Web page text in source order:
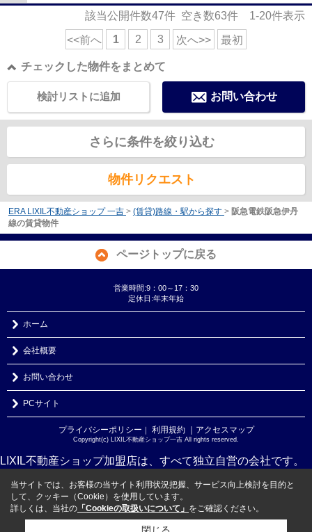
該当公開件数47件 空き数63件 1-20件表示
<<前へ 1 2 3 次へ>> 最初
チェックした物件をまとめて
お問い合わせ
検討リストに追加
さらに条件を絞り込む
物件リクエスト
ERA LIXIL不動産ショップ 一吉 > (賃貸)路線・駅から探す > 阪急電鉄阪急伊丹
線の賃貸物件
ページトップに戻る
営業時間:9：00～17：30
定休日:年末年始
ホーム
会社概要
お問い合わせ
PCサイト
プライバシーポリシー ｜ 利用規約 ｜アクセスマップ
Copyright(c) LIXIL不動産ショップ一吉 All rights reserved.
LIXIL不動産ショップ加盟店は、すべて独立自営の会社です。
当サイトでは、お客様の当サイト利用状況把握、サービス向上検討を目的と
して、クッキー（Cookie）を使用しています。
詳しくは、当社の 「Cookieの取扱いについて」 をご確認ください。